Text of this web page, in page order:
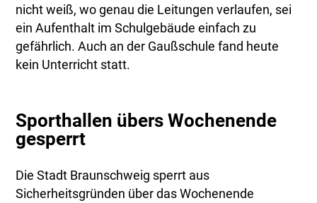
nicht weiß, wo genau die Leitungen verlaufen, sei
ein Aufenthalt im Schulgebäude einfach zu
gefährlich. Auch an der Gaußschule fand heute
kein Unterricht statt.
Sporthallen übers Wochenende
gesperrt
Die Stadt Braunschweig sperrt aus
Sicherheitsgründen über das Wochenende